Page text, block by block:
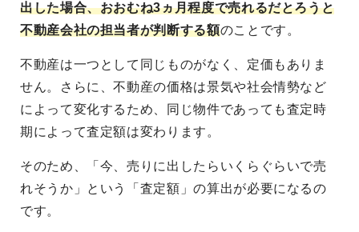
出した場合、おおむね3ヵ月程度で売れるだとろうと
不動産会社の担当者が判断する額のことです。
不動産は一つとして同じものがなく、定価もありま
せん。さらに、不動産の価格は景気や社会情勢など
によって変化するため、同じ物件であっても査定時
期によって査定額は変わります。
そのため、「今、売りに出したらいくらぐらいで売
れそうか」という「査定額」の算出が必要になるの
です。